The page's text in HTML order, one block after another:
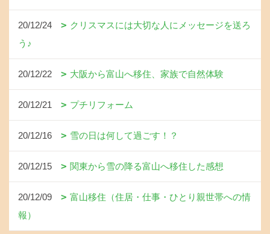
20/12/24
クリスマスには大切な人にメッセージを送ろ
う♪
20/12/22 大阪から富山へ移住、家族で自然体験
20/12/21 プチリフォーム
20/12/16 雪の日は何して過ごす！？
20/12/15 関東から雪の降る富山へ移住した感想
20/12/09
富山移住（住居・仕事・ひとり親世帯への情
報）